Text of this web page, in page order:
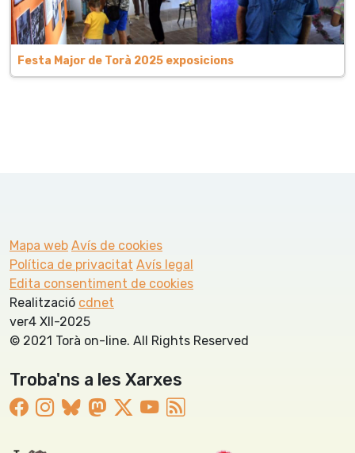
Festa Major de Torà 2025 exposicions
Mapa web Avís de cookies
Política de privacitat Avís legal
Edita consentiment de cookies
Realització cdnet
ver4 XII-2025
© 2021 Torà on-line. All Rights Reserved
Troba'ns a les Xarxes